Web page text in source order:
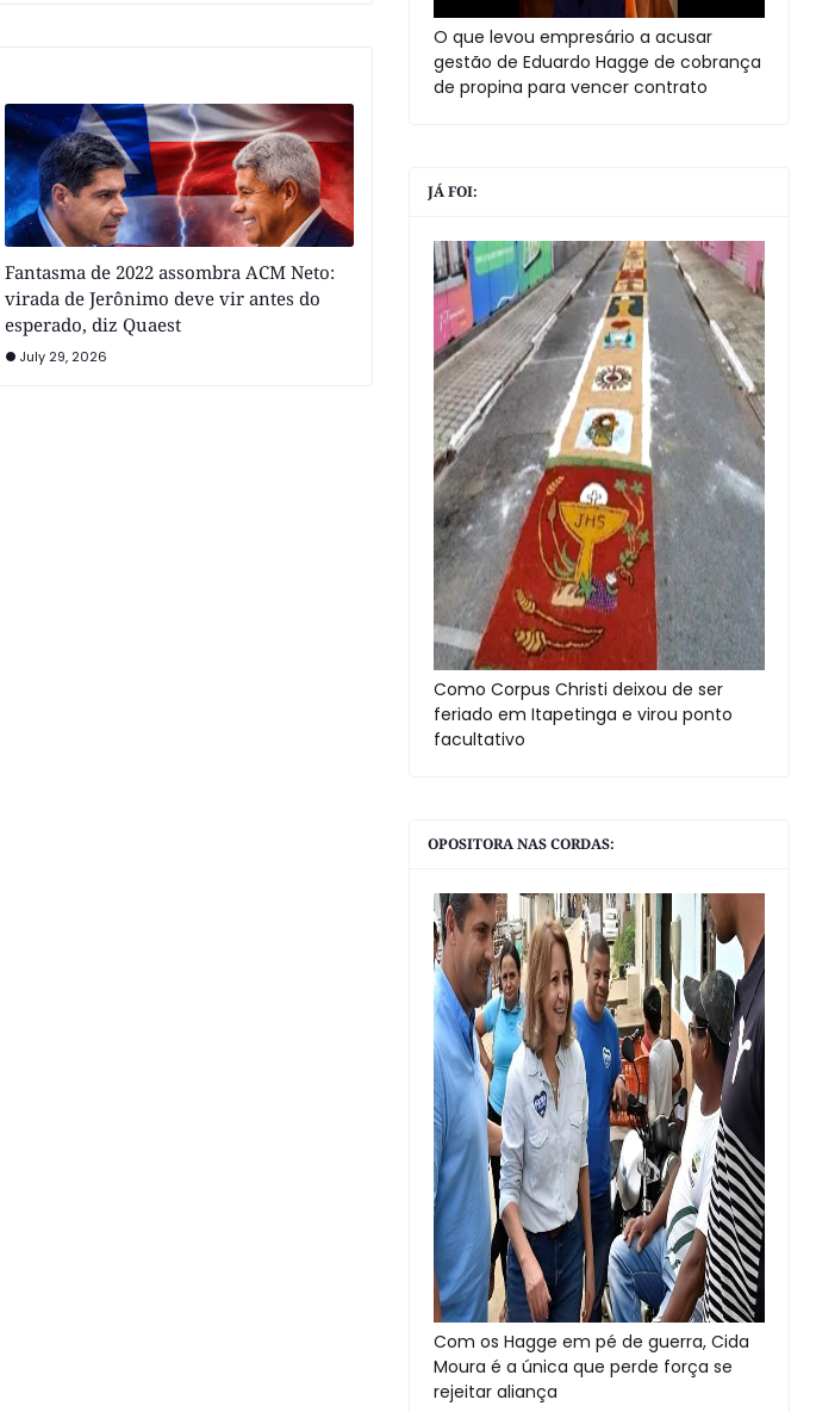
Fantasma de 2022 assombra ACM Neto:
virada de Jerônimo deve vir antes do
esperado, diz Quaest
July 29, 2026
O que levou empresário a acusar
gestão de Eduardo Hagge de cobrança
de propina para vencer contrato
JÁ FOI:
Como Corpus Christi deixou de ser
feriado em Itapetinga e virou ponto
facultativo
OPOSITORA NAS CORDAS:
Com os Hagge em pé de guerra, Cida
Moura é a única que perde força se
rejeitar aliança